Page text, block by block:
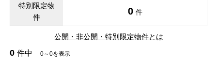
特別限定物
件
0 件
公開・非公開・特別限定物件とは
0 件中 0～0を表示